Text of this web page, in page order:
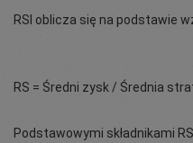
RSI oblicza się na podstawie
RS = Średni zysk / Średnia
Podstawowymi składnikami